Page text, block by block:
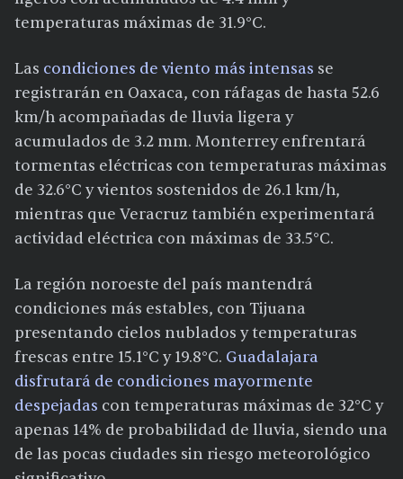
temperaturas máximas de 31.9°C.
Las condiciones de viento más intensas se
registrarán en Oaxaca, con ráfagas de hasta 52.6
km/h acompañadas de lluvia ligera y
acumulados de 3.2 mm. Monterrey enfrentará
tormentas eléctricas con temperaturas máximas
de 32.6°C y vientos sostenidos de 26.1 km/h,
mientras que Veracruz también experimentará
actividad eléctrica con máximas de 33.5°C.
La región noroeste del país mantendrá
condiciones más estables, con Tijuana
presentando cielos nublados y temperaturas
frescas entre 15.1°C y 19.8°C. Guadalajara
disfrutará de condiciones mayormente
despejadas con temperaturas máximas de 32°C y
apenas 14% de probabilidad de lluvia, siendo una
de las pocas ciudades sin riesgo meteorológico